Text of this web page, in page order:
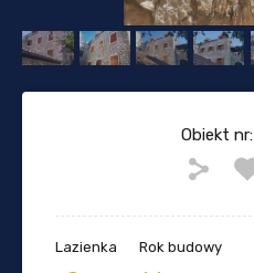
Obiekt nr:
Lazienka Rok budowy